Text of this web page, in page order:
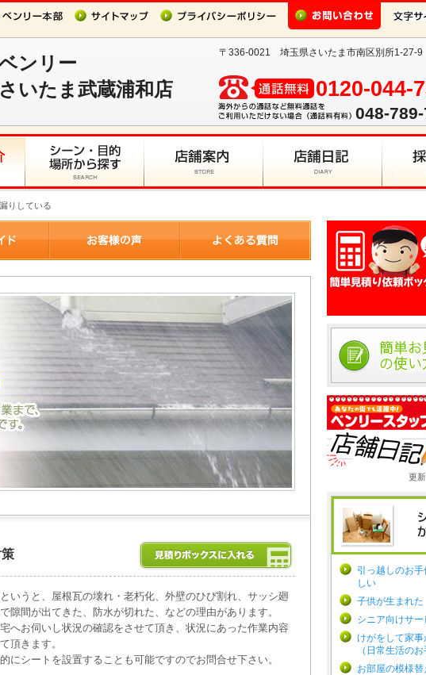
ンリー
さいたま武蔵浦和店
〒336-0021 埼玉県さいたま市南区別所1-27-9
0120-044-
048-
りしている
いうと、屋根瓦の壊れ・老朽化、外壁のひび割れ、サッシ廻
隙間が出てきた、防水が切れた、などの理由があります。
へお伺いし状況の確認をさせて頂き、状況にあった作業内容
頂きます。
にシートを設置することも可能ですのでお問合せ下さい。
更
引っ越しのお
しい
子供が生まれた
シニア向けサー
けがをして家
（日常生活のお
お部屋の模様